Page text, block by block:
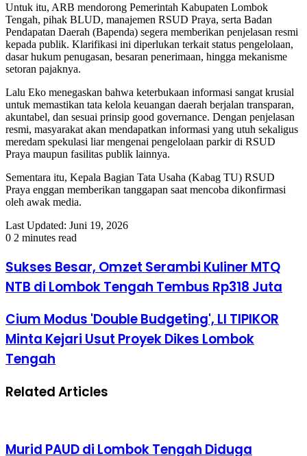
​Untuk itu, ARB mendorong Pemerintah Kabupaten Lombok
Tengah, pihak BLUD, manajemen RSUD Praya, serta Badan
Pendapatan Daerah (Bapenda) segera memberikan penjelasan resmi
kepada publik. Klarifikasi ini diperlukan terkait status pengelolaan,
dasar hukum penugasan, besaran penerimaan, hingga mekanisme
setoran pajaknya.
​Lalu Eko menegaskan bahwa keterbukaan informasi sangat krusial
untuk memastikan tata kelola keuangan daerah berjalan transparan,
akuntabel, dan sesuai prinsip good governance. Dengan penjelasan
resmi, masyarakat akan mendapatkan informasi yang utuh sekaligus
meredam spekulasi liar mengenai pengelolaan parkir di RSUD
Praya maupun fasilitas publik lainnya.
​Sementara itu, Kepala Bagian Tata Usaha (Kabag TU) RSUD
Praya enggan memberikan tanggapan saat mencoba dikonfirmasi
oleh awak media.
Last Updated: Juni 19, 2026
0 2 minutes read
Sukses Besar, Omzet Serambi Kuliner MTQ
NTB di Lombok Tengah Tembus Rp318 Juta
​Cium Modus 'Double Budgeting', LI TIPIKOR
Minta Kejari Usut Proyek Dikes Lombok
Tengah
Related Articles
Murid PAUD di Lombok Tengah Diduga